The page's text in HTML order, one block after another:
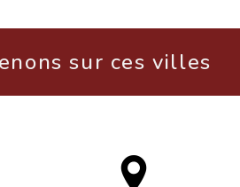
sur ces villes